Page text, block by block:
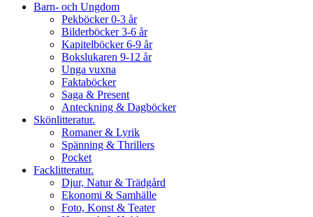
Barn- och Ungdom
Pekböcker 0-3 år
Bilderböcker 3-6 år
Kapitelböcker 6-9 år
Bokslukaren 9-12 år
Unga vuxna
Faktaböcker
Saga & Present
Anteckning & Dagböcker
Skönlitteratur.
Romaner & Lyrik
Spänning & Thrillers
Pocket
Facklitteratur.
Djur, Natur & Trädgård
Ekonomi & Samhälle
Foto, Konst & Teater